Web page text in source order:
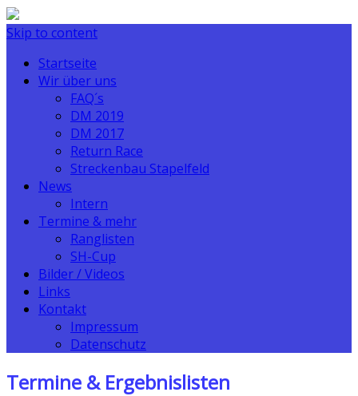
Skip to content
Startseite
Wir über uns
FAQ´s
DM 2019
DM 2017
Return Race
Streckenbau Stapelfeld
News
Intern
Termine & mehr
Ranglisten
SH-Cup
Bilder / Videos
Links
Kontakt
Impressum
Datenschutz
Termine & Ergebnislisten